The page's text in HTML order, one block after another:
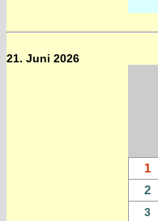
21. Juni 2026
1
2
3